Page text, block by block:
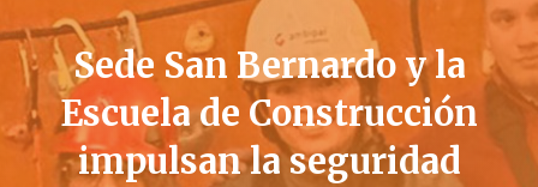
Sede San Bernardo y la
Escuela de Construcción
impulsan la seguridad